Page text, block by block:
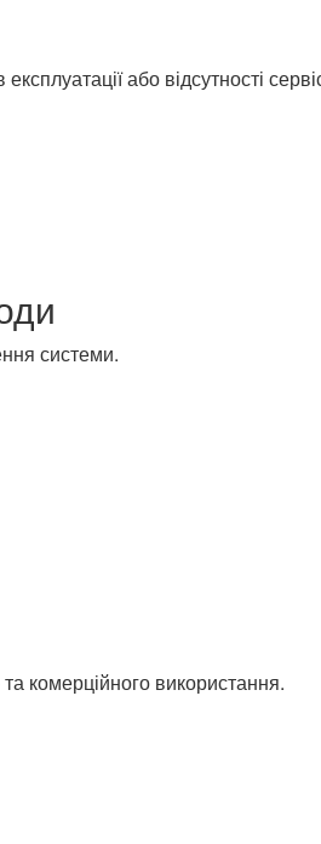
або відсутності
системи.
комерційного використання.